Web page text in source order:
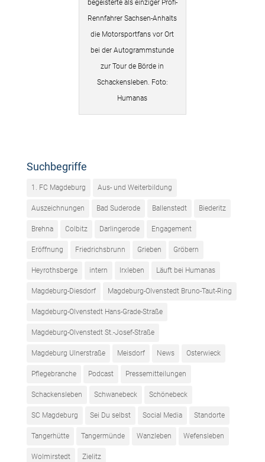
begeisterte als einziger Profi-
Rennfahrer Sachsen-Anhalts
die Motorsportfans vor Ort
bei der Autogrammstunde
zur Tour de Börde in
Schackensleben. Foto:
Humanas
Suchbegriffe
1. FC Magdeburg Aus- und Weiterbildung
Auszeichnungen Bad Suderode Ballenstedt Biederitz
Brehna Colbitz Darlingerode Engagement
Eröffnung Friedrichsbrunn Grieben Gröbern
Heyrothsberge intern Irxleben Läuft bei Humanas
Magdeburg-Diesdorf Magdeburg-Olvenstedt Bruno-Taut-Ring
Magdeburg-Olvenstedt Hans-Grade-Straße
Magdeburg-Olvenstedt St.-Josef-Straße
Magdeburg Ulnerstraße Meisdorf News Osterwieck
Pflegebranche Podcast Pressemitteilungen
Schackensleben Schwanebeck Schönebeck
SC Magdeburg Sei Du selbst Social Media Standorte
Tangerhütte Tangermünde Wanzleben Wefensleben
Wolmirstedt Zielitz